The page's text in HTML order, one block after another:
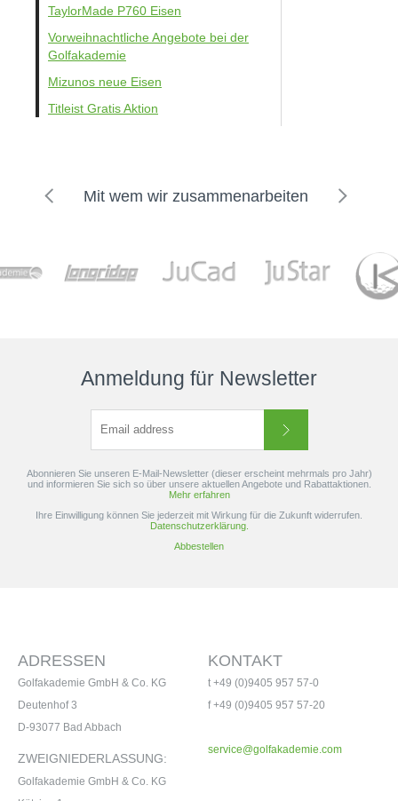
TaylorMade P760 Eisen
Vorweihnachtliche Angebote bei der
Golfakademie
Mizunos neue Eisen
Titleist Gratis Aktion
Mit wem wir zusammenarbeiten
Anmeldung für Newsletter
Abonnieren Sie unseren E-Mail-Newsletter (dieser erscheint mehrmals pro Jahr)
und informieren Sie sich so über unsere aktuellen Angebote und Rabattaktionen.
Mehr erfahren
Ihre Einwilligung können Sie jederzeit mit Wirkung für die Zukunft widerrufen.
Datenschutzerklärung.
Abbestellen
KONTAKT
t +49 (0)9405 957 57-0
f +49 (0)9405 957 57-20
service@golfakademie.com
ADRESSEN
Golfakademie GmbH & Co. KG
Deutenhof 3
D-93077 Bad Abbach
ZWEIGNIEDERLASSUNG:
Golfakademie GmbH & Co. KG